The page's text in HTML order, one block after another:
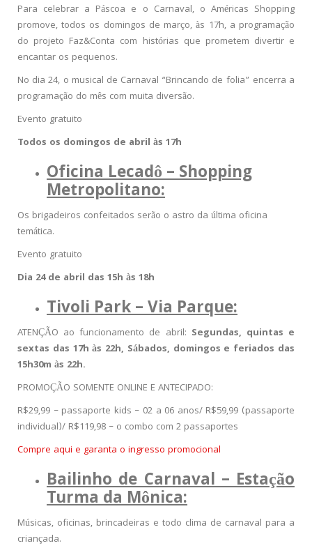
Para celebrar a Páscoa e o Carnaval, o Américas Shopping
promove, todos os domingos de março, às 17h, a programação
do projeto Faz&Conta com histórias que prometem divertir e
encantar os pequenos.
No dia 24, o musical de Carnaval “Brincando de folia” encerra a
programação do mês com muita diversão.
Evento gratuito
Todos os domingos de abril às 17h
Oficina Lecadô – Shopping
Metropolitano:
Os brigadeiros confeitados serão o astro da última oficina
temática.
Evento gratuito
Dia 24 de abril das 15h às 18h
Tivoli Park – Via Parque:
ATENÇÃO ao funcionamento de abril: Segundas, quintas e
sextas das 17h às 22h, Sábados, domingos e feriados das
15h30m às 22h.
PROMOÇÃO SOMENTE ONLINE E ANTECIPADO:
R$29,99 – passaporte kids – 02 a 06 anos/ R$59,99 (passaporte
individual)/ R$119,98 – o combo com 2 passaportes
Compre aqui e garanta o ingresso promocional
Bailinho de Carnaval – Estação
Turma da Mônica:
Músicas, oficinas, brincadeiras e todo clima de carnaval para a
criançada.